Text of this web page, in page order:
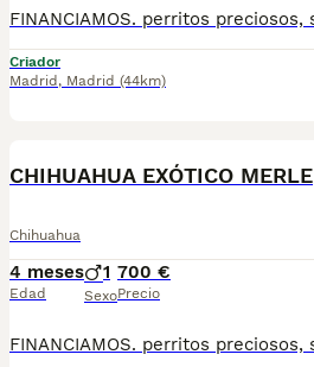
Criador
Madrid , Madrid (44km)
CHIHUAHUA EXÓTICO MERLE
Chihuahua
4 meses
Edad
1
Sexo
700 €
Precio